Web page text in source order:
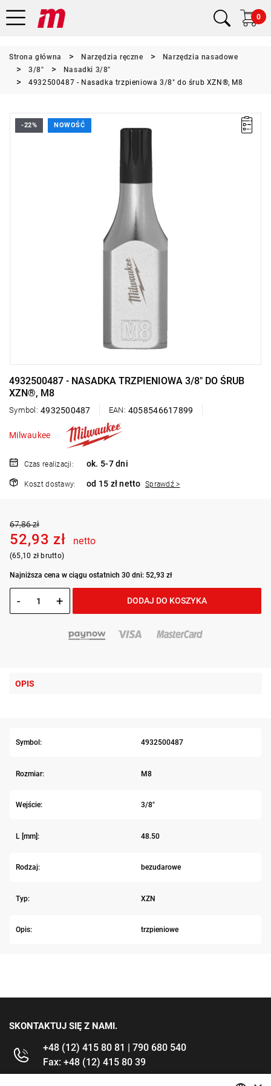
0
Strona główna Narzędzia ręczne
Narzędzia nasadowe
3/8"
Nasadki 3/8"
4932500487 - Nasadka trzpieniowa 3/8" do śrub XZN®, M8
-22% NOWOŚĆ
4932500487 - NASADKA TRZPIENIOWA 3/8" DO ŚRUB
XZN®, M8
Symbol: 4932500487 EAN: 4058546617899
Milwaukee
Czas realizacji: ok. 5-7 dni
Koszt dostawy: od 15 zł netto Sprawdź >
67,86 zł
52,93 zł netto
(65,10 zł brutto)
Najniższa cena w ciągu ostatnich 30 dni: 52,93 zł
- + DODAJ DO KOSZYKA
OPIS
Symbol: 4932500487
Rozmiar: M8
Wejście: 3/8"
L [mm]: 48.50
Rodzaj: bezudarowe
Typ: XZN
Opis: trzpieniowe
SKONTAKTUJ SIĘ Z NAMI.
+48 (12) 415 80 81 | 790 680 540
Fax: +48 (12) 415 80 39